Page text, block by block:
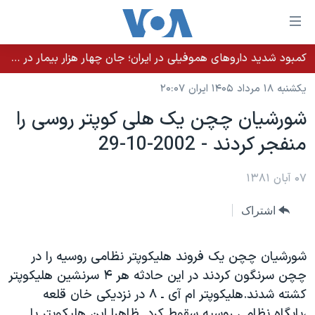
لینکهای
قابل
دسترسی
جهش
محتوای
اصلی
به
اصلی
به
جستجو
خانه
نسخه سبک وب‌سایت
موضوع ها
ایران
آمریکا
گزیده‌ها
ویژه برنامه‌ها
برنامه های تلویزیونی
جدول برنامه ها
صفحه‌های ویژه
عملیات خشم حماسی
۲۵۰سالگی آمریکا
بایگانی برنامه‌های تلویزیونی
پخش رادیویی
یادگیری زبان انگلیسی
کمبود شدید داروهای هموفیلی در ایران؛ جان چهار هزار بیمار در خطر است
یکشنبه ۱۸ مرداد ۱۴۰۵ ایران ۲۰:۰۷
شورشيان چچن يک هلی کوپتر روسی را
منفجر کردند - 2002-10-29
۰۷ آبان ۱۳۸۱
اشتراک
شورشيان چچن يک فروند هليکوپتر نظامی روسيه را در
چچن سرنگون کردند در اين حادثه هر ۴ سرنشين هليکوپتر
کشته شدند.هليکوپتر ام آی ـ ۸ در نزديکی خان قلعه